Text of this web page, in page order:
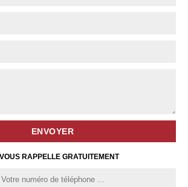
RAPPELLE GRATUITEMENT